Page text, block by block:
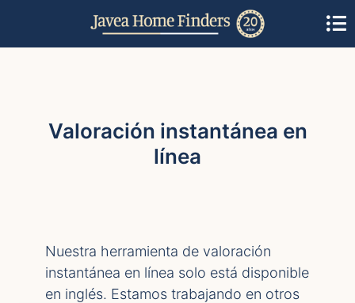
Valoración instantánea en
línea
Nuestra herramienta de valoración
instantánea en línea solo está disponible
en inglés. Estamos trabajando en otros